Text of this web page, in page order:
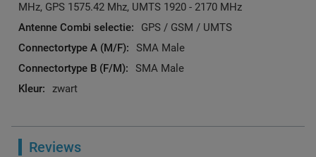
MHz, GPS 1575.42 Mhz, UMTS 1920 - 2170 MHz
GPS / GSM / UMTS
SMA Male
SMA Male
zwart
Reviews